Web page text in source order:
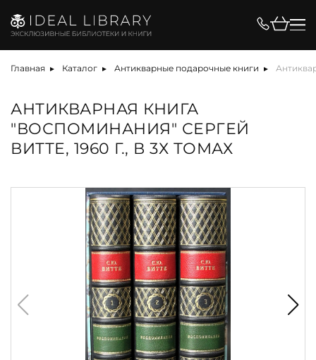
Главная Каталог Антикварные подарочные книги
АНТИКВАРНАЯ КНИГА
"ВОСПОМИНАНИЯ" СЕРГЕЙ
ВИТТЕ, 1960 Г., В 3Х ТОМАХ